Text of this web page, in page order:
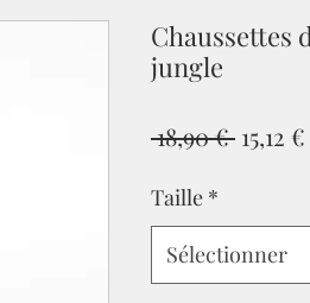
Chaussettes
jungle
18,90 € Prix
15,12 €
Taille *
Sélectionner